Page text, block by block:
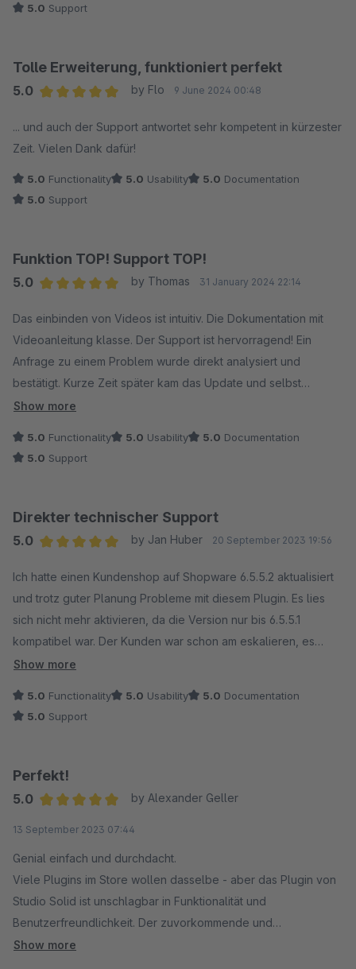
5.0 Support
Tolle Erweiterung, funktioniert perfekt
5.0
by Flo 9 June 2024 00:48
... und auch der Support antwortet sehr kompetent in kürzester
Zeit. Vielen Dank dafür!
5.0 Functionality 5.0 Usability 5.0 Documentation
5.0 Support
Funktion TOP! Support TOP!
5.0
by Thomas 31 January 2024 22:14
Das einbinden von Videos ist intuitiv. Die Dokumentation mit
Videoanleitung klasse. Der Support ist hervorragend! Ein
Anfrage zu einem Problem wurde direkt analysiert und
bestätigt. Kurze Zeit später kam das Update und selbst
während des Prozess wurde man auf den laufenden gehalten.
Show more
5.0 Functionality 5.0 Usability 5.0 Documentation
5.0 Support
Direkter technischer Support
5.0
by Jan Huber 20 September 2023 19:56
Ich hatte einen Kundenshop auf Shopware 6.5.5.2 aktualisiert
und trotz guter Planung Probleme mit diesem Plugin. Es lies
sich nicht mehr aktivieren, da die Version nur bis 6.5.5.1
kompatibel war. Der Kunden war schon am eskalieren, es
müsse bis morgen laufen... Ich konnte das Theme mit einem
schon in Testung und kurz vor Herausgabe. Der Entwickler hat
mir sehr kompetent direkt am Hörer geholfen die Version
noch nie erlebt. Die Erweiterung läuft wie wie die Jahre davor,
völlig problemlos und stabil. Herzlichen Dank Herr Diroll!
Show more
5.0 Functionality 5.0 Usability 5.0 Documentation
5.0 Support
Perfekt!
5.0
by Alexander Geller
13 September 2023 07:44
Genial einfach und durchdacht.
Viele Plugins im Store wollen dasselbe - aber das Plugin von
Studio Solid ist unschlagbar in Funktionalität und
Benutzerfreundlichkeit. Der zuvorkommende und
spitzenmäßige Support macht das Plugin zu einem MUST
Show more